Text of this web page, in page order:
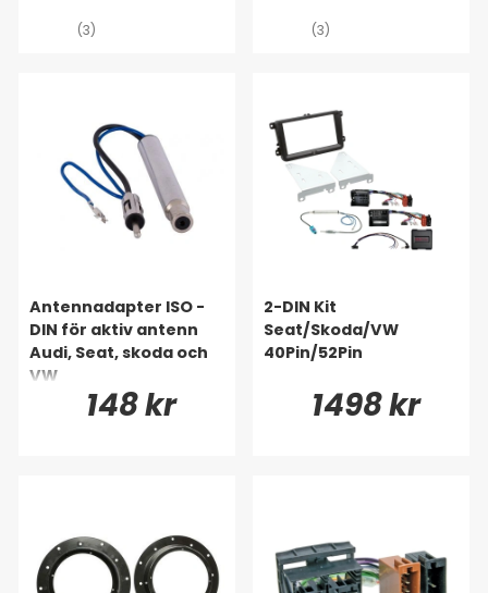
(3) (3)
Antennadapter ISO -
DIN för aktiv antenn
Audi, Seat, skoda och
VW
148 kr
2-DIN Kit
Seat/Skoda/VW
40Pin/52Pin
1498 kr